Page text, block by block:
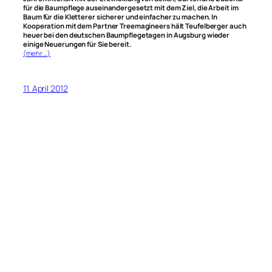
für die Baumpflege auseinandergesetzt mit dem Ziel, die Arbeit im
Baum für die Kletterer sicherer und einfacher zu machen. In
Kooperation mit dem Partner Treemagineers hält Teufelberger auch
heuer bei den deutschen Baumpflegetagen in Augsburg wieder
einige Neuerungen für Sie bereit.
(mehr …)
11. April 2012